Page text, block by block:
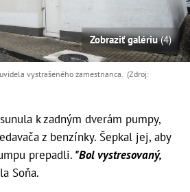
Zobraziť galériu(4)
vystrašeného zamestnanca. (Zdroj:
k zadným dverám pumpy,
z benzínky. Šepkal jej, aby
prepadli. "Bol vystresovaný,
Soňa.